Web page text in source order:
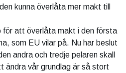
kunna överlåta mer makt till
för att överlåta makt i den första
som EU vilar på. Nu har beslut
andra och tredje pelaren skall
ändra vår grundlag är så stort